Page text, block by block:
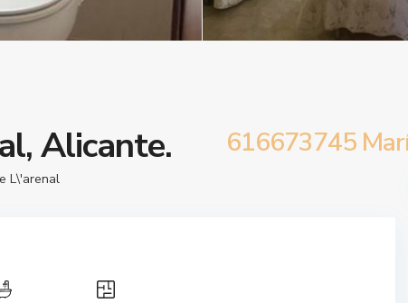
Alicante. 616673745
L\'arenal